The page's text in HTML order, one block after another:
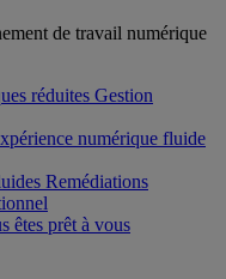
de travail numérique
réduites Gestion
numérique fluide
Remédiations
êtes prêt à vous